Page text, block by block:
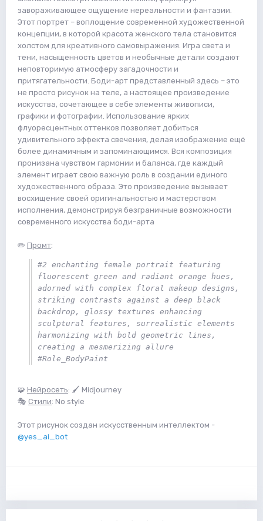
завораживающее ощущение нереальности и фантазии.
Этот портрет – воплощение современной художественной
концепции, в которой красота женского тела становится
холстом для креативного самовыражения. Игра света и
тени, насыщенность цветов и необычные детали создают
неповторимую атмосферу загадочности и
притягательности. Боди-арт представленный здесь – это
не просто рисунок на теле, а настоящее произведение
искусства, сочетающее в себе элементы живописи,
графики и фотографии. Использование ярких
флуоресцентных оттенков позволяет добиться
удивительного эффекта свечения, делая изображение ещё
более динамичным и запоминающимся. Вся композиция
пронизана чувством гармонии и баланса, где каждый
элемент играет свою важную роль в создании единого
художественного образа. Это произведение вызывает
восхищение своей оригинальностью и мастерством
исполнения, демонстрируя безграничные возможности
современного искусства боди-арта
✏️ Промт:
#2 enchanting female portrait featuring
fluorescent green and radiant orange hues,
adorned with complex floral makeup designs,
striking contrasts against a deep black
backdrop, glossy textures enhancing
sculptural features, surrealistic elements
harmonizing with bold geometric lines,
creating a mesmerizing allure
#Role_BodyPaint
🧩 Нейросеть: 🖌 Midjourney
🎭 Стили: No style
Этот рисунок создан искусственным интеллектом -
@yes_ai_bot